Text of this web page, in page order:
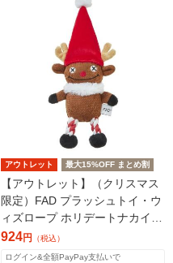
アウトレット 最大15%OFF まとめ割
【アウトレット】（クリスマス
限定）FAD プラッシュトイ・ウ
ィズロープ ホリデートナカイ 1
個 ダッドウェイペット 犬用 お
もちゃ
924円 （税込）
ログイン&全額PayPay支払いで